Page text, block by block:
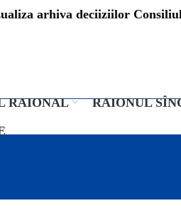
arhiva deciiziilor
RAIONAL RAIONUL